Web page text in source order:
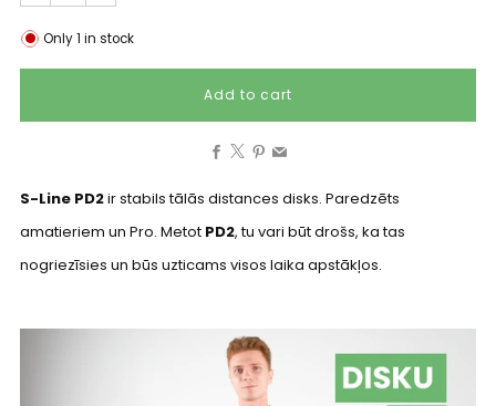
Only1 in stock
Add to cart
Facebook
S-Line PD2ir stabils tālās distances disks. Paredzēts
amatieriem un Pro. Metot PD2, tu vari būt drošs, ka tas
nogriezīsies un būs uzticams visos laika apstākļos.